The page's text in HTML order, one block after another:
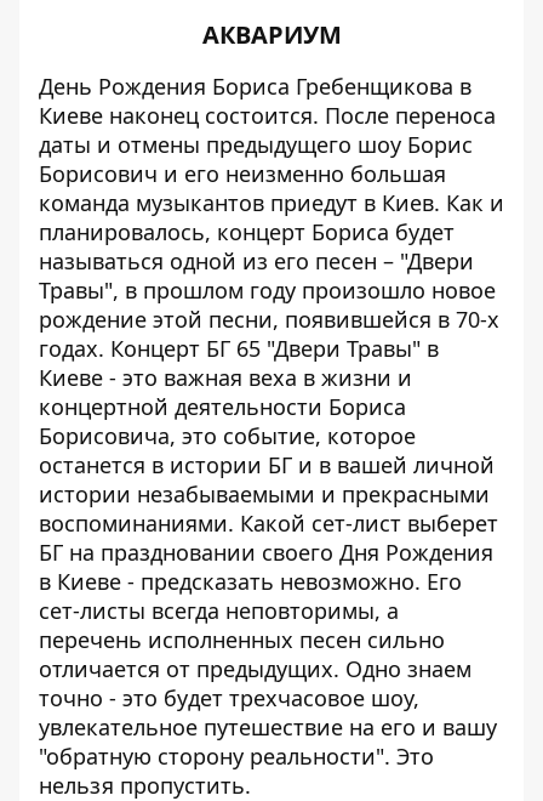
АКВАРИУМ
День Рождения Бориса Гребенщикова в
Киеве наконец состоится. После переноса
даты и отмены предыдущего шоу Борис
Борисович и его неизменно большая
команда музыкантов приедут в Киев. Как и
планировалось, концерт Бориса будет
называться одной из его песен – "Двери
Травы", в прошлом году произошло новое
рождение этой песни, появившейся в 70-х
годах. Концерт БГ 65 "Двери Травы" в
Киеве - это важная веха в жизни и
концертной деятельности Бориса
Борисовича, это событие, которое
останется в истории БГ и в вашей личной
истории незабываемыми и прекрасными
воспоминаниями. Какой сет-лист выберет
БГ на праздновании своего Дня Рождения
в Киеве - предсказать невозможно. Его
сет-листы всегда неповторимы, а
перечень исполненных песен сильно
отличается от предыдущих. Одно знаем
точно - это будет трехчасовое шоу,
увлекательное путешествие на его и вашу
"обратную сторону реальности". Это
нельзя пропустить.